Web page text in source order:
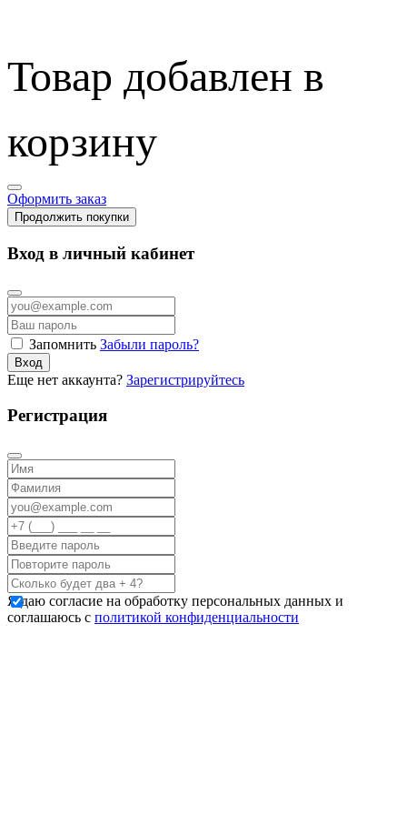
Товар добавлен в
корзину
Оформить заказ
Продолжить покупки
Вход в личный кабинет
Запомнить Забыли пароль?
Вход
Еще нет аккаунта? Зарегистрируйтесь
Регистрация
Я даю согласие на обработку персональных данных и
соглашаюсь с политикой конфиденциальности